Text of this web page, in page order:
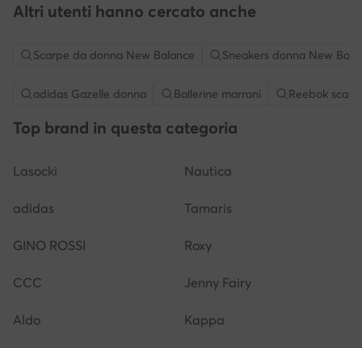
Altri utenti hanno cercato anche
Scarpe da donna New Balance Sneakers donna New
adidas Gazelle donna Ballerine marroni Reebok
Top brand in questa categoria
Lasocki Nautica
adidas Tamaris
GINO ROSSI Roxy
CCC Jenny Fairy
Aldo Kappa